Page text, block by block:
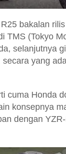
bakalan
TMS (Tokyo
selanjutnya
yang
cuma Honda
konsepnya
dengan